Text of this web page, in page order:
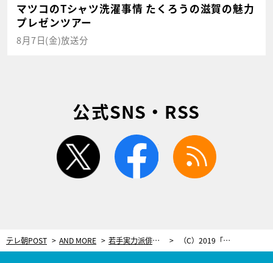
マツコのTシャツ洗濯事情 たくろうの滋賀の魅力
プレゼンツアー
8月7日(金)放送分
公式SNS・RSS
twitter facebook
テレ朝POST AND MORE 若手実力派俳優・中山麻聖、水谷豊監督作品への出演が俳優としての転機に「一個深いところに…」 （C）2019「月虹ノ旅人」雨宮慶太／東北新社